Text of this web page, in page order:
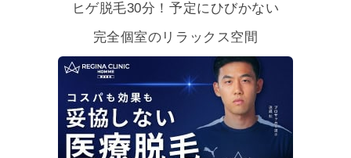
ヒゲ脱毛30分！予定にひびかない
完全個室のリラックス空間